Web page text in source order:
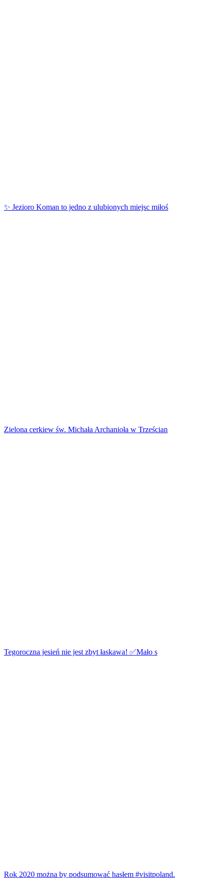
✨ Jezioro Koman to jedno z ulubionych miejsc miłoś
Zielona cerkiew św. Michała Archanioła w Trześcian
Tegoroczna jesień nie jest zbyt łaskawa! ✅Mało s
Rok 2020 można by podsumować hasłem #visitpoland.